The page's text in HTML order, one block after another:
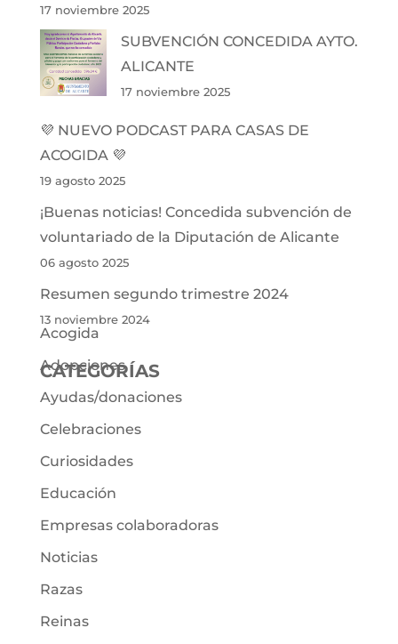
17 noviembre 2025
SUBVENCIÓN CONCEDIDA AYTO.
ALICANTE
17 noviembre 2025
💜 NUEVO PODCAST PARA CASAS DE
ACOGIDA 💜
19 agosto 2025
¡Buenas noticias! Concedida subvención de
voluntariado de la Diputación de Alicante
06 agosto 2025
Resumen segundo trimestre 2024
13 noviembre 2024
CATEGORÍAS
Acogida
Adopciones
Ayudas/donaciones
Celebraciones
Curiosidades
Educación
Empresas colaboradoras
Noticias
Razas
Reinas